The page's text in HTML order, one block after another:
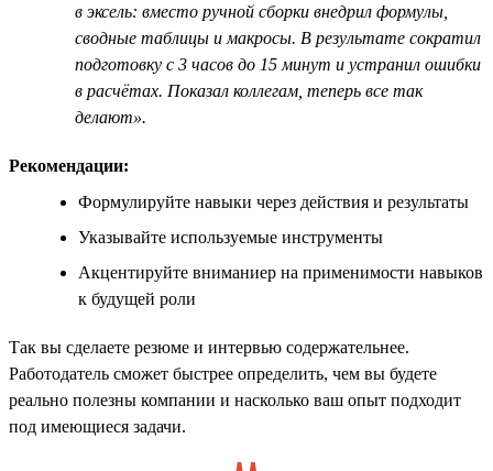
в эксель: вместо ручной сборки внедрил формулы,
сводные таблицы и макросы. В результате сократил
подготовку с 3 часов до 15 минут и устранил ошибки
в расчётах. Показал коллегам, теперь все так
делают».
Рекомендации:
Формулируйте навыки через действия и результаты
Указывайте используемые инструменты
Акцентируйте вниманиер на применимости навыков
к будущей роли
Так вы сделаете резюме и интервью содержательнее.
Работодатель сможет быстрее определить, чем вы будете
реально полезны компании и насколько ваш опыт подходит
под имеющиеся задачи.